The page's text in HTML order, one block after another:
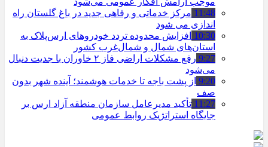
11:48 مرکز خدماتی و رفاهی جدید در باغ گلستان راه
اندازی می شود
10:30 افزایش محدوده تردد خودروهای ارس‌پلاک به
استان‌های شمال و شمال‌غرب کشور
9:27
رفع مشکلات اراضی فاز ۲ خاوران با جدیت دنبال
می‌شود
9:20 از پشت باجه تا خدمات هوشمند؛ آینده شهر بدون
صف
11:27 تأکید مدیرعامل سازمان منطقه آزاد ارس بر
جایگاه استراتژیک روابط عمومی